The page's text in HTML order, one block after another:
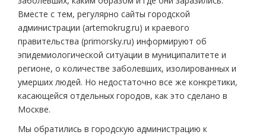
Вместе с тем, регулярно сайты городской
администрации (artemokrug.ru) и краевого
правительства (primorsky.ru) информируют об
эпидемиологической ситуации в муниципалитете и
регионе, о количестве заболевших, изолированных и
умерших людей. Но недостаточно все же конкретики,
касающейся отдельных городов, как это сделано в
Москве.
Мы обратились в городскую администрацию к